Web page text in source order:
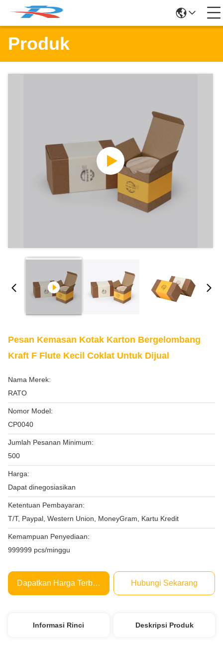
Produk
Pesan Kemasan Kotak Karton Bergelombang
Kraft F Flute Kecil Coklat Untuk Dijual
Nama Merek:
RATO
Nomor Model:
CP0040
Jumlah Pesanan Minimum:
500
Harga:
Dapat dinegosiasikan
Ketentuan Pembayaran:
T/T, Paypal, Western Union, MoneyGram, Kartu Kredit
Kemampuan Penyediaan:
999999 pcs/minggu
Dapatkan Harga Terbaik Hubungi Sekarang
Informasi Rinci Deskripsi Produk